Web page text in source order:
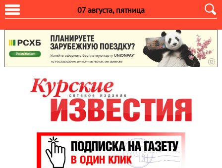
07 августа, пятница